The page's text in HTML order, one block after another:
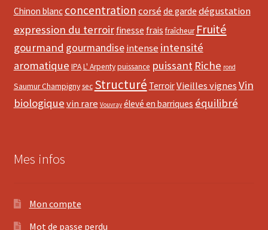
Chinon blanc concentrationcorsé de garde dégustation
expression du terroir finesse frais fraîcheur Fruité
gourmand gourmandise intense intensité
aromatique IPAL' Arpentypuissance puissant Riche rond
Saumur Champignysec Structuré TerroirVieilles vignesVin
biologiquevin rare Vouvray élevé en barriques équilibré
Mes infos
Mon compte
Mot de passe perdu